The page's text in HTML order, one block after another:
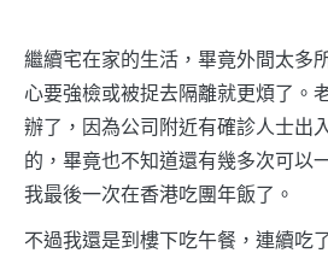
繼續宅在家的生活，畢竟外間太多
心要強檢或被捉去隔離就更煩了。
辦了，因為公司附近有確診人士出
的，畢竟也不知道還有幾多次可以
我最後一次在香港吃團年飯了。
不過我還是到樓下吃午餐，連續吃